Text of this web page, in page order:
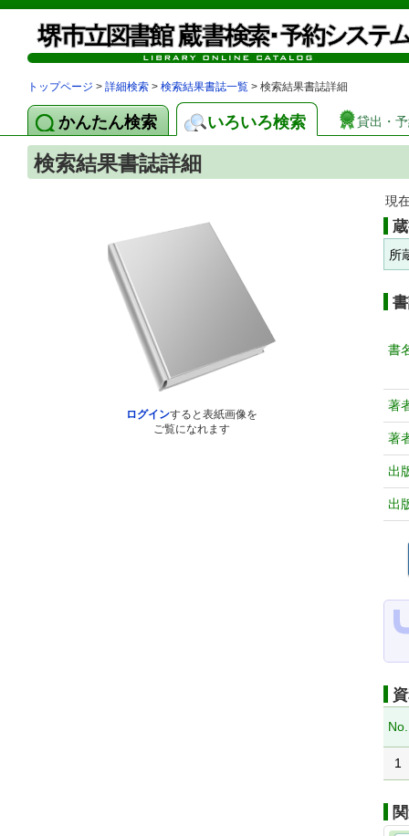
トップページ > 詳細検索 > 検索結果書誌一覧 > 検索結果書誌詳細
かんたん検索 いろいろ検索 貸出・
検索結果書誌詳細
ログインすると表紙画像を
ご覧になれます
現
所
書
著
著
出
出
No.
1